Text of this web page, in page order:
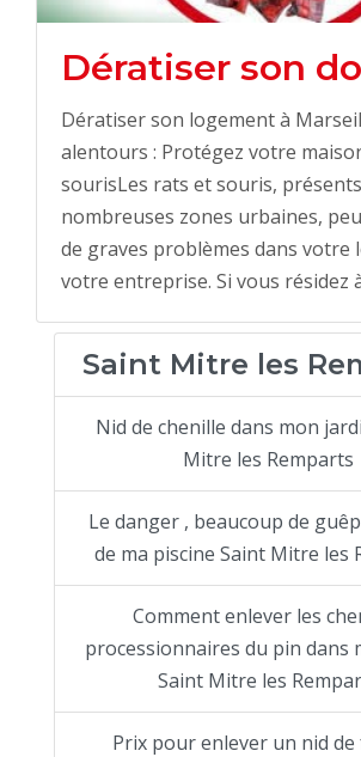
Dératiser son
Dératiser son logement à
alentours : Protégez votre
sourisLes rats et souris,
nombreuses zones urbaines,
de graves problèmes dans votre
votre entreprise. Si vous résidez
Saint Mitre les
Nid de chenille dans mon
Mitre les Remparts
Le danger , beaucoup de
de ma piscine Saint Mitre les
Comment enlever les
processionnaires du pin dans
Saint Mitre les
Prix pour enlever un nid